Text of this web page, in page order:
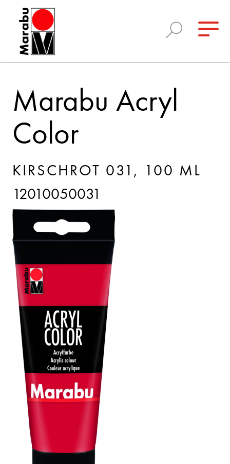
Marabu Acryl
Color
KIRSCHROT 031, 100 ML
12010050031